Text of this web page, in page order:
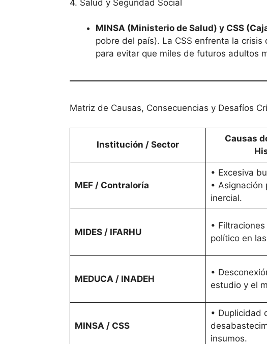
4. Salud y Seguridad Social
MINSA (Ministerio de Salud) y CSS
pobre del país). La CSS enfrenta la
para evitar que miles de futuros adultos
Matriz de Causas, Consecuencias y Desafíos
Institución / Sector
Causas
MEF / Contraloría
• Excesiva
• Asignación
inercial.
MIDES / IFARHU
•
político en
MEDUCA / INADEH
•
estudio y el
MINSA / CSS
• Duplicidad
insumos.